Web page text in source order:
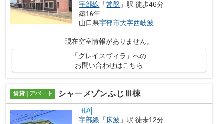
宇部線 「常盤 」駅 徒歩46分
築16年
山口県宇部市大字西岐波
現在空室情報がありません。
「グレイスヴィラ」への
お問い合わせはこちら
賃貸 | アパート シャーメゾンふじⅢ棟
礼0
宇部線 「 床波 」駅 徒歩12分